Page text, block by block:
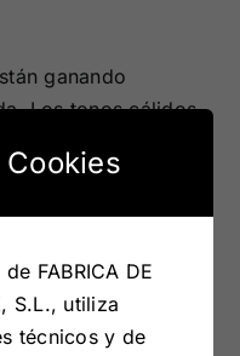
ganando
Los tonos cálidos,
y verdosos.
FABRICA DE
S.L., utiliza
técnicos y de